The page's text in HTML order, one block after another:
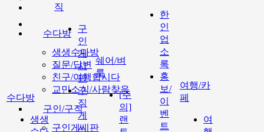
수다방
생생수다방
질문/답변
친구/여행합시다
교민소식/사람찾음
구인/구직
구인게시판
수다방
생생
직
구
인
게
시
판
구
직
게
시
쉐어/벼
룩
[주
의]
랜
한
인
업
소
록
홍
보/
이
벤
트
여행/카
페
여